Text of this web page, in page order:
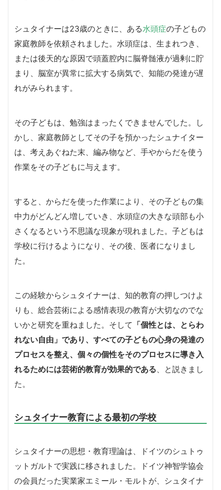
シュタイナーは23歳のときに、ある水頭症の子どもの
家庭教師を依頼されました。水頭症は、生まれつき、
または後天的な原因で頭蓋腔内に脳脊髄液が過剰に貯
まり、脳室が異常に拡大する病気で、知能の発達が遅
れがみられます。
その子どもは、勉強はまったくできませんでした。し
かし、家庭教師としてその子を預かったシュナイター
は、考えあぐねた末、編み物など、手やからだを使う
作業をその子どもに与えます。
すると、からだを使った作業により、その子どもの集
中力がどんどん増していき、水頭症の大きな頭部も小
さくなるという不思議な現象が現れました。子どもは
学校に行けるようになり、その後、医者になりまし
た。
この経験からシュタイナーは、知的教育の押しつけよ
りも、総合芸術による感情表現の教育が大切なのでな
いかと研究を重ねました。そして 「個性とは、とらわ
れない自由」であり、すべての子どもの心身の発達の
プロセスを整え、個々の個性をそのプロセスに導き入
れるためには芸術的教育が効果的である、と説きまし
た。
シュタイナー教育による最初の学校
シュタイナーの思想・教育理論は、ドイツのシュトゥ
ットガルトで実践に移されました。ドイツ神智学協会
の会員だった実業家エミール・モルトが、シュタイナ